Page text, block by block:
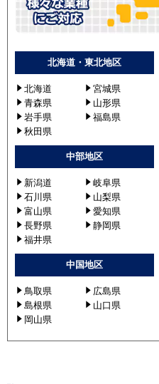
北海道・東北地区
北海道
宮城県
青森県
山形県
岩手県
福島県
秋田県
中部地区
新潟道
岐阜県
石川県
山梨県
富山県
愛知県
長野県
静岡県
福井県
中国地区
鳥取県
広島県
島根県
山口県
岡山県